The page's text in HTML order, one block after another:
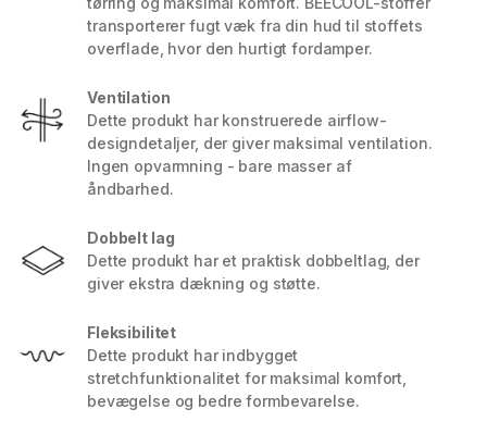
transporterer fugt væk fra din hud til stoffets
overflade, hvor den hurtigt fordamper.
Ventilation
Dette produkt har konstruerede airflow-
designdetaljer, der giver maksimal ventilation.
Ingen opvarmning - bare masser af
åndbarhed.
Dobbelt lag
Dette produkt har et praktisk dobbeltlag, der
giver ekstra dækning og støtte.
Fleksibilitet
Dette produkt har indbygget
stretchfunktionalitet for maksimal komfort,
bevægelse og bedre formbevarelse.